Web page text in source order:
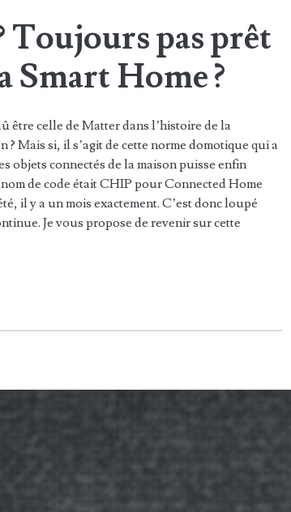
pas prêt
Home ?
être celle de Matter dans l’histoire de la
Mais si, il s’agit de cette norme domotique qui a
objets connectés de la maison puisse enfin
de code était CHIP pour Connected Home
il y a un mois exactement. C’est donc loupé
Je vous propose de revenir sur cette